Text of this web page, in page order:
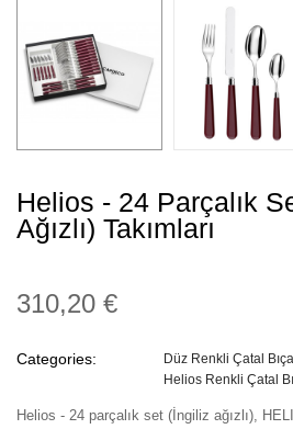
Helios - 24 Parçalık
Ağızlı) Takımları
310,20 €
Categories:
Düz Renkli Çatal
Helios Renkli Çatal
Helios - 24 parçalık set (İngiliz ağızlı),